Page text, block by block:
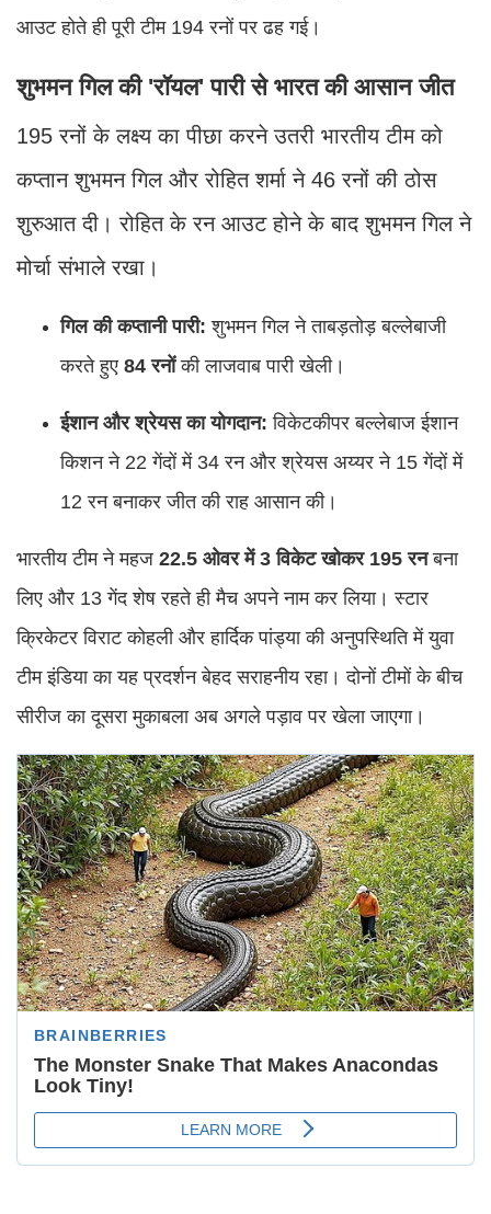
आउट होते ही पूरी टीम 194 रनों पर ढह गई।
शुभमन गिल की 'रॉयल' पारी से भारत की आसान जीत
195 रनों के लक्ष्य का पीछा करने उतरी भारतीय टीम को
कप्तान शुभमन गिल और रोहित शर्मा ने 46 रनों की ठोस
शुरुआत दी। रोहित के रन आउट होने के बाद शुभमन गिल ने
मोर्चा संभाले रखा।
गिल की कप्तानी पारी: शुभमन गिल ने ताबड़तोड़ बल्लेबाजी
करते हुए 84 रनोंकी लाजवाब पारी खेली।
ईशान और श्रेयस का योगदान: विकेटकीपर बल्लेबाज ईशान
किशन ने 22 गेंदों में 34 रन और श्रेयस अय्यर ने 15 गेंदों में
12 रन बनाकर जीत की राह आसान की।
भारतीय टीम ने महज 22.5 ओवर में 3 विकेट खोकर 195 रनबना
लिए और 13 गेंद शेष रहते ही मैच अपने नाम कर लिया। स्टार
क्रिकेटर विराट कोहली और हार्दिक पांड्या की अनुपस्थिति में युवा
टीम इंडिया का यह प्रदर्शन बेहद सराहनीय रहा। दोनों टीमों के बीच
सीरीज का दूसरा मुकाबला अब अगले पड़ाव पर खेला जाएगा।